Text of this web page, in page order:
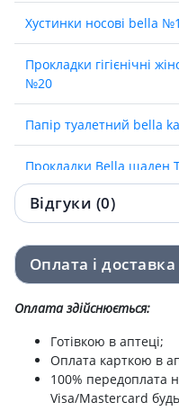
Хустинки носовi bella
Прокладки гiгiєнiчнi
№20
Папiр туалетний bella
Прокладки Bella щаден
№20
Прокладки Bella щоден
№20
Прокл bella panty
Прокладки гiгiєнiчнi
aroma fresh №20
Відгуки (0)
Оплата і доставка
Оплата здійснюється:
Готівкою в аптеці;
Оплата карткою в
100% передоплата
Visa/Mastercard